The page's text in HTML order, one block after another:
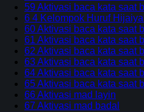
59 Aktivasi baca kata saat
6 4 Kelompok Huruf
60 Aktivasi baca kata saat
61 Aktivasi baca kata saat
62 Aktivasi baca kata saat
63 Aktivasi baca kata saat
64 Aktivasi baca kata saat
65 Aktivasi baca kata saat
66 Aktivasi mad layin
67 Aktivasi mad badal